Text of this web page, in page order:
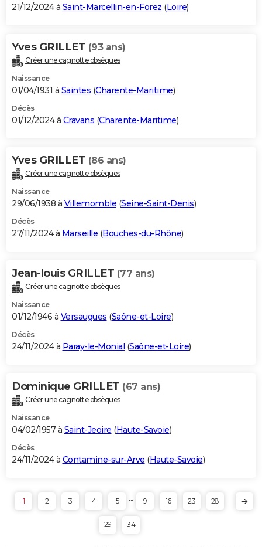
21/12/2024 à Saint-Marcellin-en-Forez (Loire)
Yves GRILLET (93 ans)
Créer une cagnotte obsèques
Naissance
01/04/1931 à Saintes (Charente-Maritime)
Décès
01/12/2024 à Cravans (Charente-Maritime)
Yves GRILLET (86 ans)
Créer une cagnotte obsèques
Naissance
29/06/1938 à Villemomble (Seine-Saint-Denis)
Décès
27/11/2024 à Marseille (Bouches-du-Rhône)
Jean-louis GRILLET (77 ans)
Créer une cagnotte obsèques
Naissance
01/12/1946 à Versaugues (Saône-et-Loire)
Décès
24/11/2024 à Paray-le-Monial (Saône-et-Loire)
Dominique GRILLET (67 ans)
Créer une cagnotte obsèques
Naissance
04/02/1957 à Saint-Jeoire (Haute-Savoie)
Décès
24/11/2024 à Contamine-sur-Arve (Haute-Savoie)
1 2 3 4 5 ... 9 16 23 28
29 34